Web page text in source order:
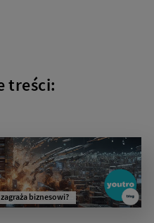
treści:
biznesowi?